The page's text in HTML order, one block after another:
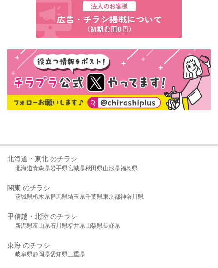
北海道・東北 のチラシ
北海道青森県岩手県宮城県秋田県山形県福島県
関東 のチラシ
茨城県栃木県群馬県埼玉県千葉県東京都神奈川県
甲信越・北陸 のチラシ
新潟県富山県石川県福井県山梨県長野県
東海 のチラシ
岐阜県静岡県愛知県三重県